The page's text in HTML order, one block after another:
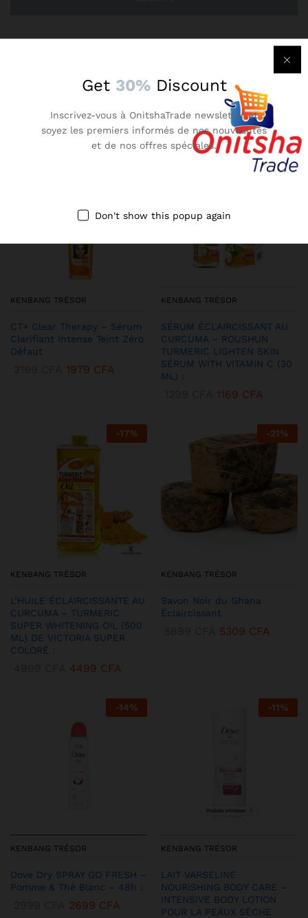
More Products
KENBANG TRÉSOR
CT+ Clear Therapy – Sérum
Clarifiant Intense Teint Zéro
Défaut
1979 CFA
-24 %
KENBANG TRÉSOR
SÉRUM ÉCLAIRCISSANT AU
CURCUMA – ROUSHUN
TURMERIC LIGHTEN SKIN
SÉRUM WITH VITAMIN C (30
ML) :
1169 CFA
-17%
KENBANG TRÉSOR
L’HUILE ÉCLAIRCISSANTE AU
CURCUMA – TURMERIC
SUPER WHITENING OIL (500
ML) DE VICTORIA SUPER
COLORÉ :
4499 CFA
-21%
KENBANG TRÉSOR
Savon Noir du Ghana
Éclaircissant
5309 CFA
-14%
KENBANG TRÉSOR
Dove Dry SPRAY GO FRESH –
Pomme & Thé Blanc – 48h :
2699 CFA
-11%
KENBANG TRÉSOR
LAIT VARSELINE
NOURISHING BODY CARE –
INTENSIVE BODY LOTION
POUR LA PEAUX SÈCHE
Get 30% Discount
Inscrivez-vous à OnitshaTrade newsletter et
soyez les premiers informés de nos nouveautés
et de nos offres spéciales.
Don't show this popup again